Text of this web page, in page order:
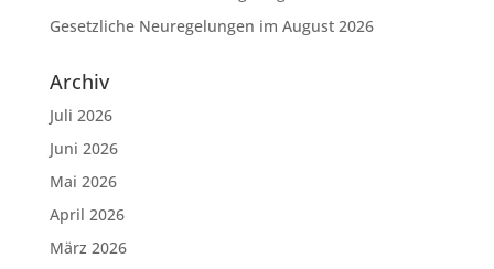
Gesetzliche Neuregelungen im August 2026
Archiv
Juli 2026
Juni 2026
Mai 2026
April 2026
März 2026